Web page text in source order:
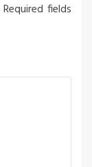
Required fields